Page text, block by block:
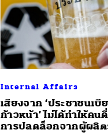
Internal Affairs
เสียงจาก ‘ประชาชนเบีย
ก้าวหน้า’ ไม่ได้ทำให้ค
การปลดล็อกจากผู้ผลิ